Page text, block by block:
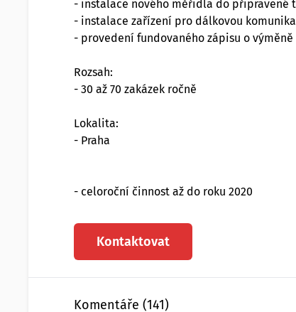
- instalace nového měřidla do připravené
- instalace zařízení pro dálkovou
- provedení fundovaného zápisu o
Rozsah:
- 30 až 70 zakázek ročně
Lokalita:
- Praha
- celoroční činnost až do roku 2020
Kontaktovat
Komentáře (141)